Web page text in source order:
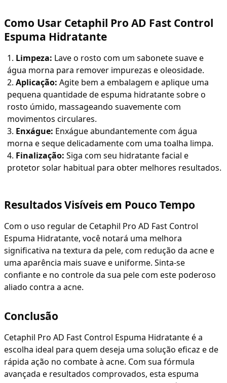
Como Usar Cetaphil Pro AD Fast Control
Espuma Hidratante
Limpeza: Lave o rosto com um sabonete suave e
água morna para remover impurezas e oleosidade.
Aplicação: Agite bem a embalagem e aplique uma
pequena quantidade de espuma hidratante sobre o
rosto úmido, massageando suavemente com
movimentos circulares.
Enxágue: Enxágue abundantemente com água
morna e seque delicadamente com uma toalha limpa.
Finalização: Siga com seu hidratante facial e
protetor solar habitual para obter melhores resultados.
Resultados Visíveis em Pouco Tempo
Com o uso regular de Cetaphil Pro AD Fast Control
Espuma Hidratante, você notará uma melhora
significativa na textura da pele, com redução da acne e
uma aparência mais suave e uniforme. Sinta-se
confiante e no controle da sua pele com este poderoso
aliado contra a acne.
Conclusão
Cetaphil Pro AD Fast Control Espuma Hidratante é a
escolha ideal para quem deseja uma solução eficaz e de
rápida ação no combate à acne. Com sua fórmula
avançada e resultados comprovados, esta espuma